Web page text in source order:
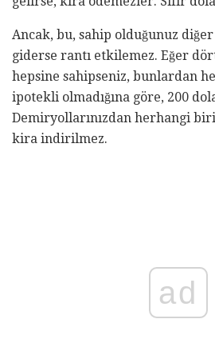
Ancak, bu, sahip olduğunuz
giderse rantı etkilemez. Eğer
hepsine sahipseniz, bunlardan
ipotekli olmadığına göre, 200
Demiryollarınızdan herhangi
kira indirilmez.
ad